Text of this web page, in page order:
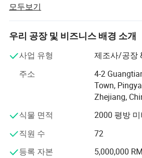
타핫은 소비자가 더 낫을 자격이 있다
고 있다.
우리는 대중들에게 보다 나은 품질의
리 제품을 제공하기 위해 노력하는 젊
니다. 끊임없는 인간적인 배려와 디자
심은 우리의 천도이다.
Hexi Company는 면적이 10, 000 평
의 직원, 마사지기 장치 및 개인 관리
상, 10년 이상 경력을 가진 기술 인력
주 시장에서 인기가 높습니다. 연간 매
러 입니다.
모두보기
우리 공장 및 비즈니스 배경 소개
사업 유형
제조사/공장
주소
4-2
Town,
Zhejiang,
식물 면적
2000 평방 미
직원 수
72
등록 자본
5,000,000